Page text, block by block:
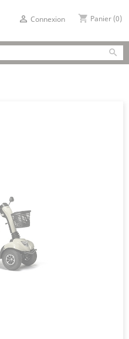
shopping_cart Panier (0)
 Connexion
